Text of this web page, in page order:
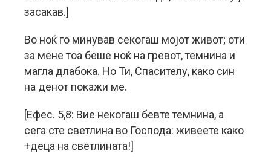
засакав.]
Во ноќ го минував секогаш мојот живот; оти
за мене тоа беше ноќ на гревот, темнина и
магла длабока. Но Ти, Спасителу, како син
на денот покажи ме.
[Ефес. 5,8: Вие некогаш бевте темнина, а
сега сте светлина во Господа: живеете како
+деца на светлината!]